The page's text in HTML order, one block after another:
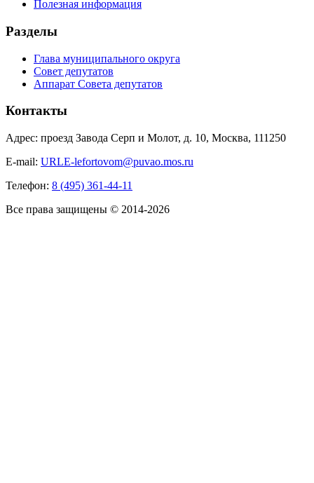
Полезная информация
Разделы
Глава муниципального округа
Совет депутатов
Аппарат Совета депутатов
Контакты
Адрес: проезд Завода Серп и Молот, д. 10, Москва, 111250
E-mail: URLE-lefortovom@puvao.mos.ru
Телефон: 8 (495) 361-44-11
Все права защищены © 2014-2026